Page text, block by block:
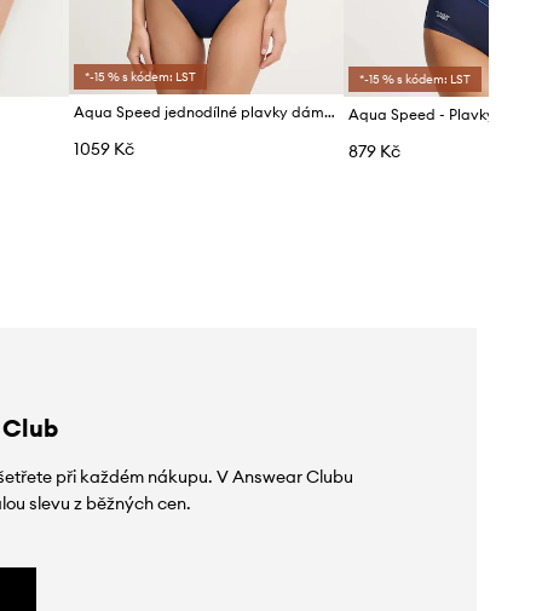
*-15 % s kódem: LST
Aqua Speed jednodílné plavky dámské
1059 Kč
*-15 % s kódem: LST
Aqua Speed - Plavky
879 Kč
při každém nákupu. V Answear Clubu
slevu z běžných cen.